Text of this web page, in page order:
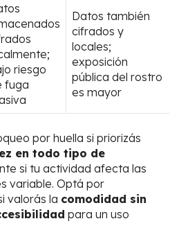
riesgo
fuga
Datos también
cifrados y
locales;
exposición
pública del rostro
es mayor
por huella si priorizás
en todo tipo de
si tu actividad afecta las
variable. Optá por
valorás la comodidad sin
para un uso